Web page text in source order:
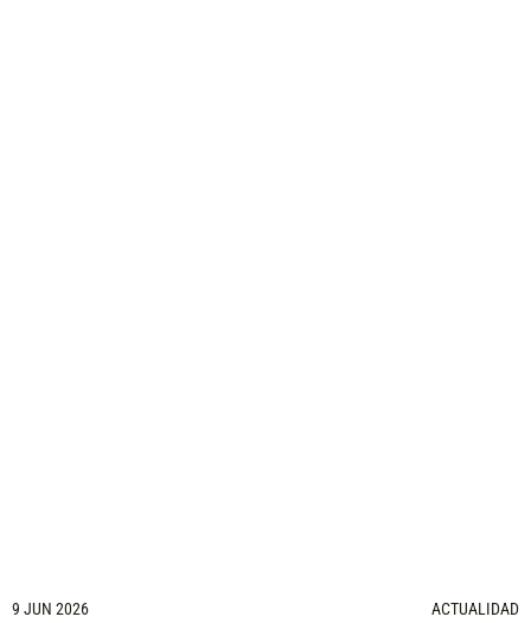
9 JUN 2026 ACTUALIDAD